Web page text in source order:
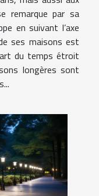
remarque par sa
en suivant l’axe
ses maisons est
du temps étroit
longères sont